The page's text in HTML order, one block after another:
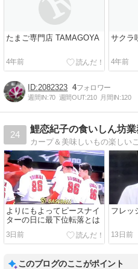
たまご専門店 TAMAGOYA
4年前
サクラ
4年前
2082323 4
週間IN:70 週間OUT:210 月間IN:120
24
鯉恋紀子の食いしん坊
よりにもよってピースナイ
ターの日に最下位転落とは
3日前
フレッ
13日前
このブログのここがポイント